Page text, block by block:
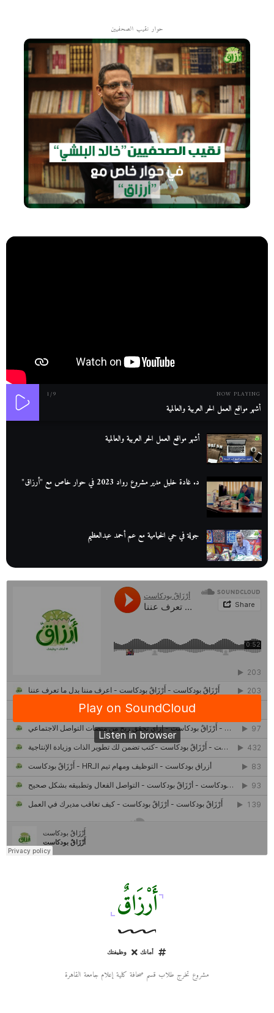
حوار نقيب الصحفيين
NOW PLAYING
1/9
أشهر مواقع العمل الحر العربية والعالمية
أشهر مواقع العمل الحر العربية والعالمية
د. غادة خليل مدير مشروع رواد 2023 في حوار خاص مع "أرزاق"
جولة في حي الخيامية مع عم أحمد عبدالعظيم
عم عوض| قصة كفاح بائع كتب تبدأ بالأُمية
أقدم مطحن بن في مصر| يكشف لنا أسرار صناعة البن
حصاد 2022 لمشروع "رواد 2030″
كل ما تريد معرفته عن مشروع "رواد 2030″
مركز جروان للثقافة والفنون | نموذج المركز القروي الريادي في الثقافة
أَرْزَاقٌ
أمانك وظيفتك
مشروع تخرج طلاب قسم صحافة كلية إعلام جامعة القاهرة